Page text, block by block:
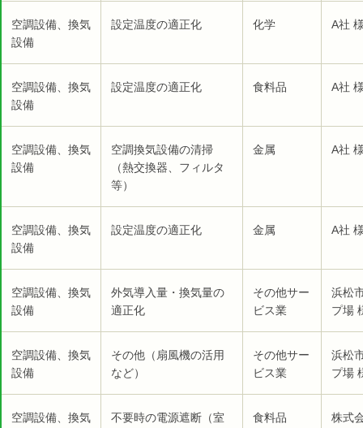
空調設備、換気
設備
設定温度の適正化 化学 A社
空調設備、換気
設備
設定温度の適正化 食料品 A社
空調設備、換気
設備
空調換気設備の清掃
（熱交換器、フィルタ
等）
金属 A社
空調設備、換気
設備
設定温度の適正化 金属 A社
空調設備、換気
設備
外気導入量・換気量の
適正化
その他サー
ビス業
浜松
プ場
空調設備、換気
設備
その他（扇風機の活用
など）
その他サー
ビス業
浜松
プ場
空調設備、換気
不要時の電源遮断（室
食料品 株式